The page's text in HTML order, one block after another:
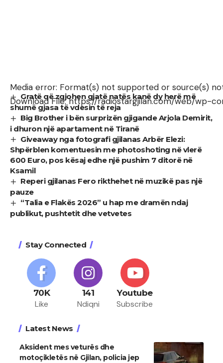
Media error: Format(s) not supported or source(s)
Download File: https://radiostargjilan.com/web/wp-
Gratë që zgjohen gjatë natës kanë dy herë më
shumë gjasa të vdesin të reja
Big Brother i bën surprizën gjigande Arjola Demirit,
i dhuron një apartament në Tiranë
Giveaway nga fotografi gjilanas Arbër Elezi:
Shpërblen komentuesin me photoshoting në vlerë
600 Euro, pos kësaj edhe një pushim 7 ditorë në
Ksamil
Reperi gjilanas Fero rikthehet në muzikë pas një
pauze
“Talia e Flakës 2026” u hap me dramën ndaj
publikut, pushtetit dhe vetvetes
Stay Connected
70K
Like
141
Ndiqni
Youtube
Subscribe
Latest News
Aksident mes veturës dhe
motoçikletës në Gjilan, policia jep